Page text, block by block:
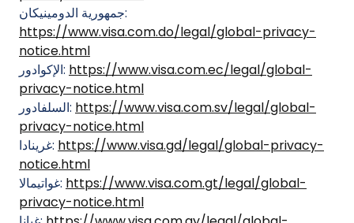
جمهورية الدومينيكان:
https://www.visa.com.do/legal/global-privacy-
notice.html
الإكوادور: https://www.visa.com.ec/legal/global-
privacy-notice.html
السلفادور: https://www.visa.com.sv/legal/global-
privacy-notice.html
غرينادا: https://www.visa.gd/legal/global-privacy-
notice.html
غواتيمالا: https://www.visa.com.gt/legal/global-
privacy-notice.html